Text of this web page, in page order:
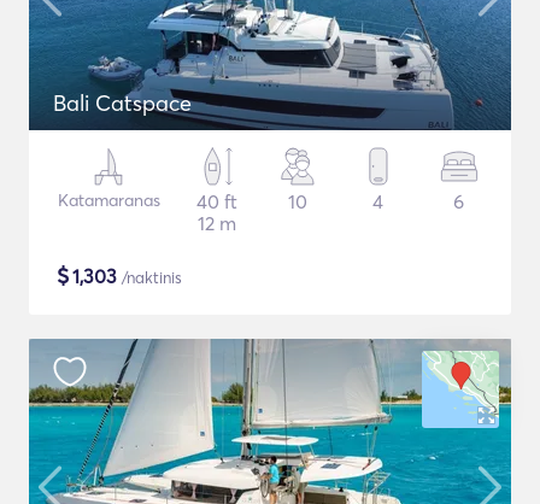
Bali Catspace
Katamaranas
40 ft
12 m
10 4 6
$1,303 /naktinis